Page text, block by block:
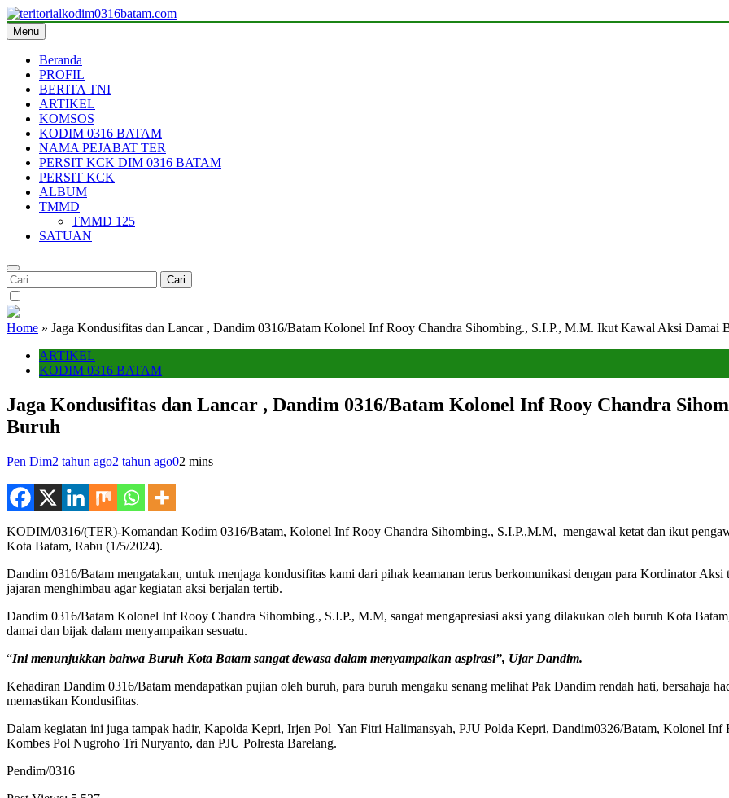
Skip
to
content
teritorialkodim0316batam.com
teritoriakkodimo0316batam
Menu
Beranda
PROFIL
BERITA TNI
ARTIKEL
KOMSOS
KODIM 0316 BATAM
NAMA PEJABAT TER
PERSIT KCK DIM 0316 BATAM
PERSIT KCK
ALBUM
TMMD
TMMD 125
SATUAN
Cari
untuk:
Home » Jaga Kondusifitas dan Lancar , Dandim 0316/Batam Kolonel Inf Rooy Chandra Sihombing., S.I.P., M.M. Ikut Kawal Aksi Damai
ARTIKEL
KODIM 0316 BATAM
Jaga Kondusifitas dan Lancar , Dandim 0316/Batam Kolonel Inf Rooy Chandra
Buruh
Pen Dim2 tahun ago2 tahun ago02 mins
KODIM/0316/(TER)-Komandan Kodim 0316/Batam, Kolonel Inf Rooy Chandra Sihombing., S.I.P.,M.M, mengawal ketat dan ikut
Kota Batam, Rabu (1/5/2024).
Dandim 0316/Batam mengatakan, untuk menjaga kondusifitas kami dari pihak keamanan terus berkomunikasi dengan para Kordinator
jajaran menghimbau agar kegiatan aksi berjalan tertib.
Dandim 0316/Batam Kolonel Inf Rooy Chandra Sihombing., S.I.P., M.M, sangat mengapresiasi aksi yang dilakukan oleh buruh Kota
damai dan bijak dalam menyampaikan sesuatu.
“Ini menunjukkan bahwa Buruh Kota Batam sangat dewasa dalam menyampaikan aspirasi”, Ujar Dandim.
Kehadiran Dandim 0316/Batam mendapatkan pujian oleh buruh, para buruh mengaku senang melihat Pak Dandim rendah hati, bersahaja
memastikan Kondusifitas.
Dalam kegiatan ini juga tampak hadir, Kapolda Kepri, Irjen Pol Yan Fitri Halimansyah, PJU Polda Kepri, Dandim0326/Batam, Kolonel
Kombes Pol Nugroho Tri Nuryanto, dan PJU Polresta Barelang.
Pendim/0316